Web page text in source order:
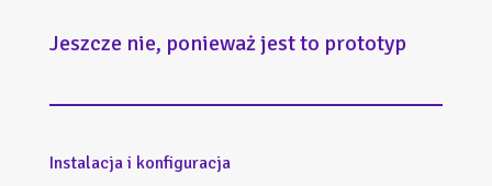
Jeszcze nie, ponieważ jest to prototyp
Instalacja i konfiguracja